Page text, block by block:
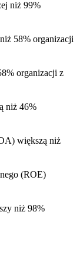
niż 99%
58% organizacji
organizacji z
niż 46%
większą niż
(ROE)
niż 98%